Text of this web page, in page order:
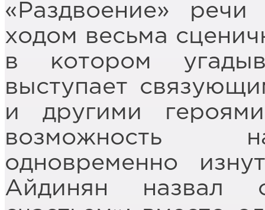
«Раздвоение»
ходом весьма
в котором
выступает
и другими
возможность
одновременно
Айдинян назвал